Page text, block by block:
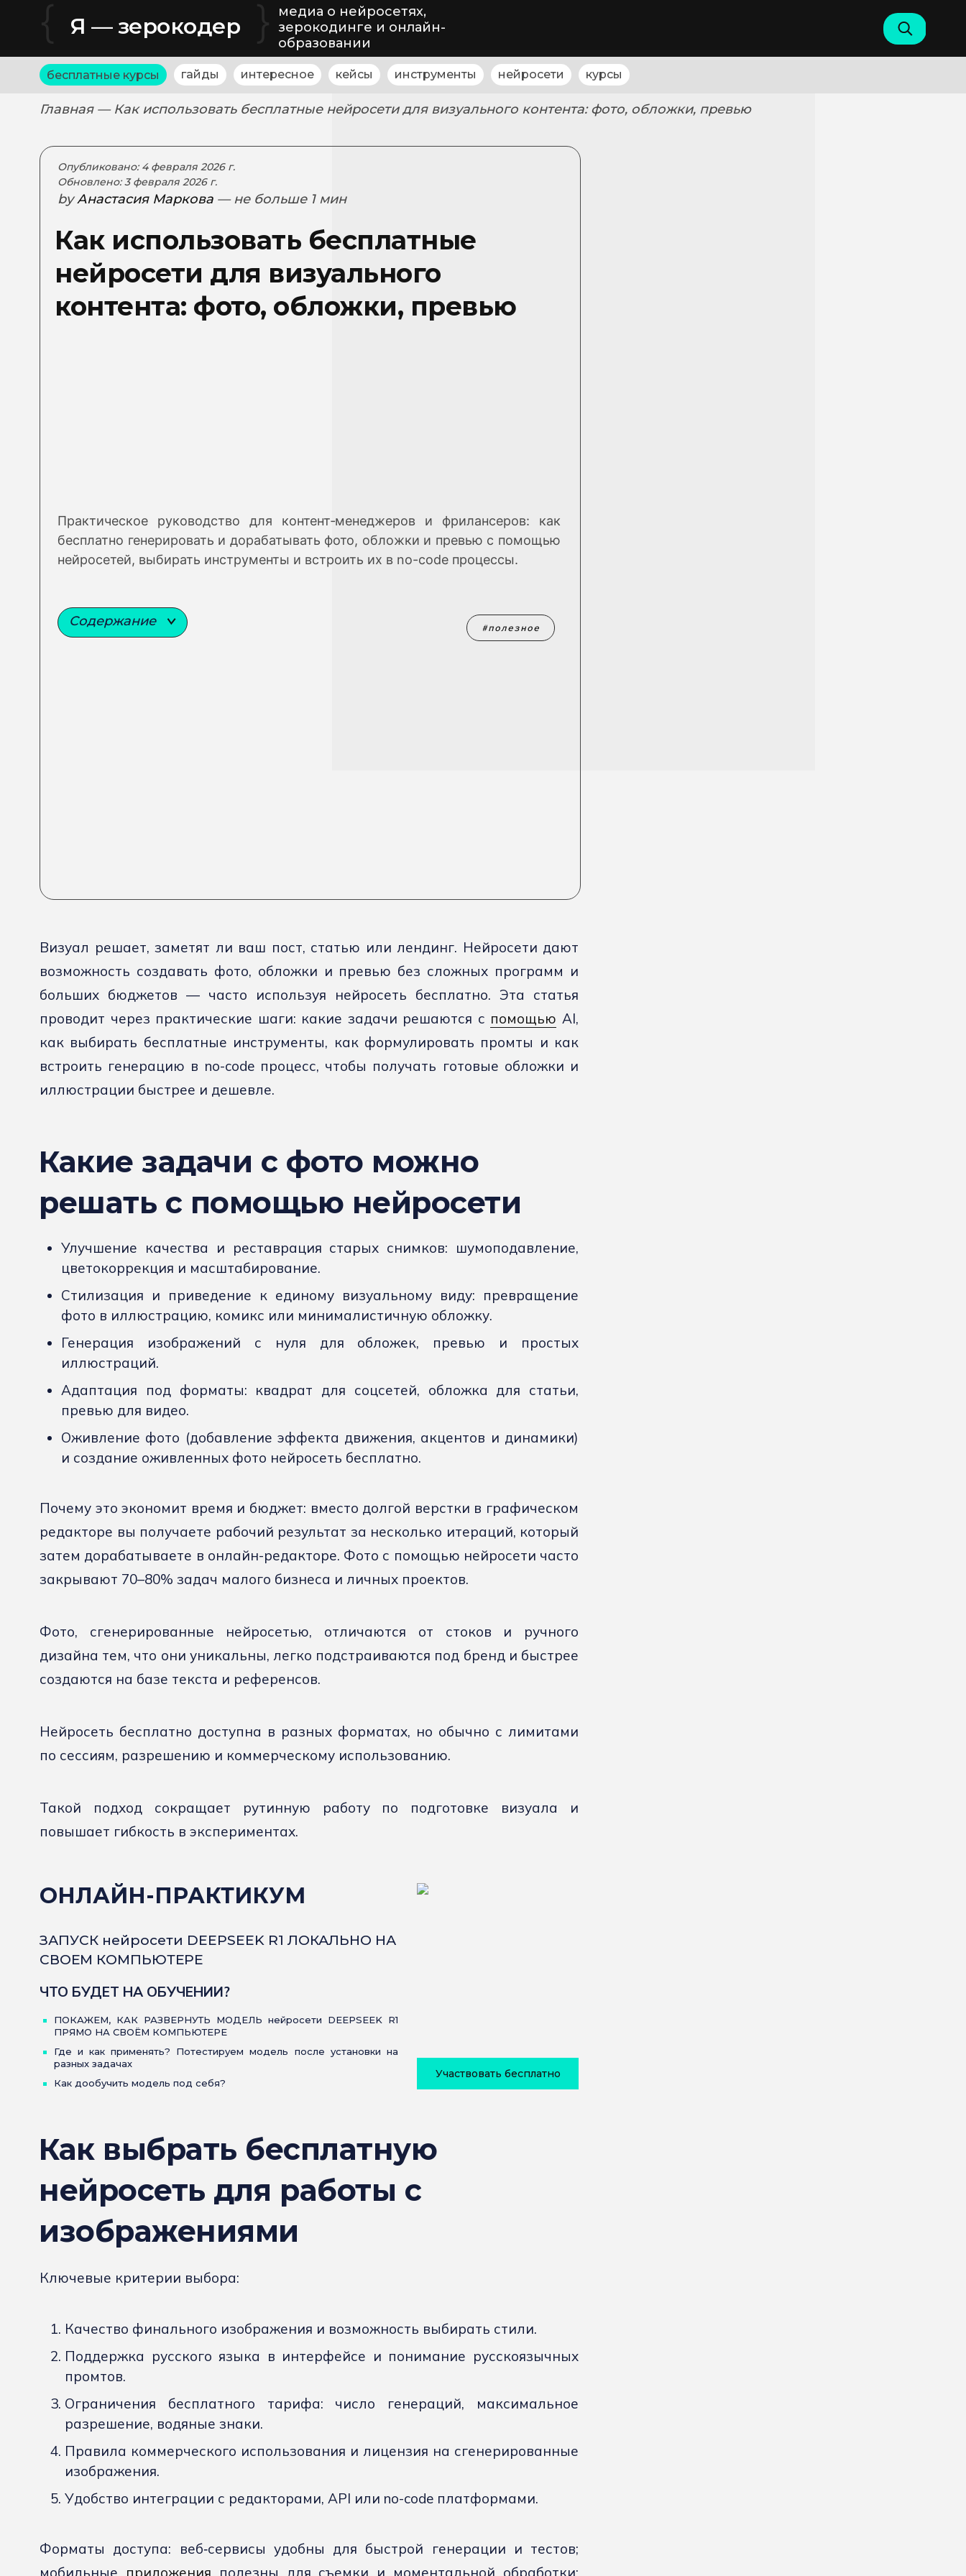
{ Я — зерокодер }
медиа о нейросетях,
зерокодинге и онлайн-
образовании
бесплатные курсы гайды интересное кейсы инструменты нейросети курсы
Главная — Как использовать бесплатные нейросети для визуального контента: фото, обложки, превью
Опубликовано: 4 февраля 2026 г.
Обновлено: 3 февраля 2026 г.
byАнастасия Маркова — не больше 1 мин
Как использовать бесплатные
нейросети для визуального
контента: фото, обложки, превью
Практическое руководство для контент‑менеджеров и фрилансеров: как
бесплатно генерировать и дорабатывать фото, обложки и превью с помощью
нейросетей, выбирать инструменты и встроить их в no-code процессы.
Содержание полезное
Визуал решает, заметят ли ваш пост, статью или лендинг. Нейросети дают
возможность создавать фото, обложки и превью без сложных программ и
больших бюджетов — часто используя нейросеть бесплатно. Эта статья
проводит через практические шаги: какие задачи решаются с помощью AI,
как выбирать бесплатные инструменты, как формулировать промты и как
встроить генерацию в no-code процесс, чтобы получать готовые обложки и
иллюстрации быстрее и дешевле.
Какие задачи с фото можно
решать с помощью нейросети
Улучшение качества и реставрация старых снимков: шумоподавление,
цветокоррекция и масштабирование.
Стилизация и приведение к единому визуальному виду: превращение
фото в иллюстрацию, комикс или минималистичную обложку.
Генерация изображений с нуля для обложек, превью и простых
иллюстраций.
Адаптация под форматы: квадрат для соцсетей, обложка для статьи,
превью для видео.
Оживление фото (добавление эффекта движения, акцентов и динамики)
и создание оживленных фото нейросеть бесплатно.
Почему это экономит время и бюджет: вместо долгой верстки в графическом
редакторе вы получаете рабочий результат за несколько итераций, который
затем дорабатываете в онлайн-редакторе. Фото с помощью нейросети часто
закрывают 70–80% задач малого бизнеса и личных проектов.
Фото, сгенерированные нейросетью, отличаются от стоков и ручного
дизайна тем, что они уникальны, легко подстраиваются под бренд и быстрее
создаются на базе текста и референсов.
Нейросеть бесплатно доступна в разных форматах, но обычно с лимитами
по сессиям, разрешению и коммерческому использованию.
Такой подход сокращает рутинную работу по подготовке визуала и
повышает гибкость в экспериментах.
ОНЛАЙН-ПРАКТИКУМ
ЗАПУСК нейросети DEEPSEEK R1 ЛОКАЛЬНО НА
СВОЕМ КОМПЬЮТЕРЕ
ЧТО БУДЕТ НА ОБУЧЕНИИ?
ПОКАЖЕМ, КАК РАЗВЕРНУТЬ МОДЕЛЬ нейросети DEEPSEEK R1
ПРЯМО НА СВОЁМ КОМПЬЮТЕРЕ
Где и как применять? Потестируем модель после установки на
разных задачах
Как дообучить модель под себя?
Участвовать бесплатно
Как выбрать бесплатную
нейросеть для работы с
изображениями
Ключевые критерии выбора:
Качество финального изображения и возможность выбирать стили.
Поддержка русского языка в интерфейсе и понимание русскоязычных
промтов.
Ограничения бесплатного тарифа: число генераций, максимальное
разрешение, водяные знаки.
Правила коммерческого использования и лицензия на сгенерированные
изображения.
Удобство интеграции с редакторами, API или no-code платформами.
Форматы доступа: веб‑сервисы удобны для быстрой генерации и тестов;
мобильные приложения полезны для съемки и моментальной обработки;